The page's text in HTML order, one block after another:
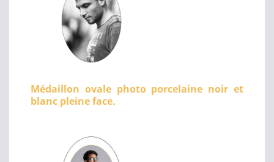
Médaillon ovale photo porcelaine noir et
blanc pleine face.